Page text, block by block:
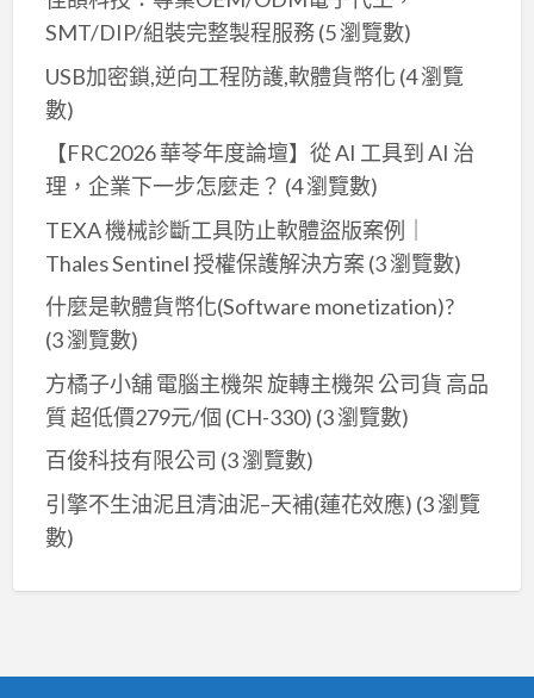
SMT/DIP/組裝完整製程服務(5 瀏覽數)
USB加密鎖,逆向工程防護,軟體貨幣化 (4 瀏覽
數)
【FRC2026 華苓年度論壇】從 AI 工具到 AI 治
理，企業下一步怎麼走？ (4 瀏覽數)
TEXA 機械診斷工具防止軟體盜版案例｜
Thales Sentinel 授權保護解決方案 (3 瀏覽數)
什麼是軟體貨幣化(Software monetization)?
(3 瀏覽數)
方橘子小舖 電腦主機架 旋轉主機架 公司貨 高品
質 超低價279元/個 (CH-330) (3 瀏覽數)
百俊科技有限公司 (3 瀏覽數)
引擎不生油泥且清油泥–天補(蓮花效應) (3 瀏覽
數)